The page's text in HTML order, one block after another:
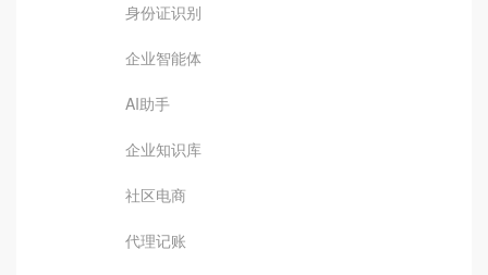
身份证识别
企业智能体
AI助手
企业知识库
社区电商
代理记账